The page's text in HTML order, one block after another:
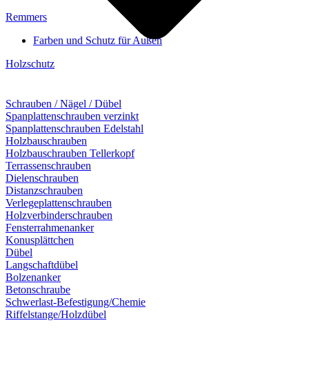
Remmers
Farben und Schutz für Außen
Holzschutz
Schrauben / Nägel / Dübel
Spanplattenschrauben verzinkt
Spanplattenschrauben Edelstahl
Holzbauschrauben
Holzbauschrauben Tellerkopf
Terrassenschrauben
Dielenschrauben
Distanzschrauben
Verlegeplattenschrauben
Holzverbinderschrauben
Fensterrahmenanker
Konusplättchen
Dübel
Langschaftdübel
Bolzenanker
Betonschraube
Schwerlast-Befestigung/Chemie
Riffelstange/Holzdübel